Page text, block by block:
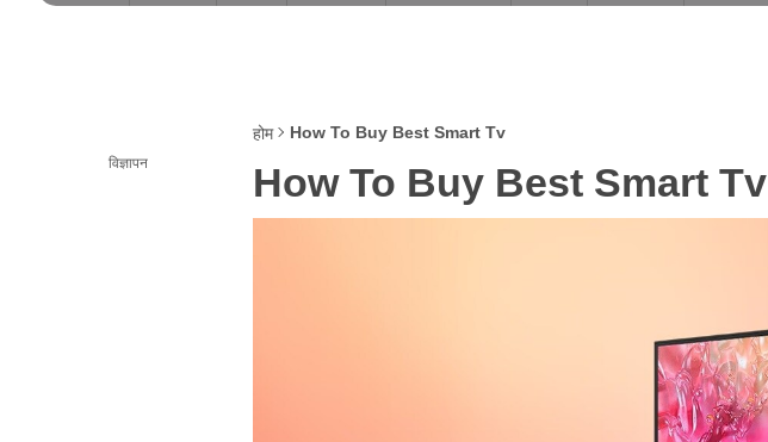
होम How To Buy Best Smart Tv
How To Buy Best Smart Tv
विज्ञापन